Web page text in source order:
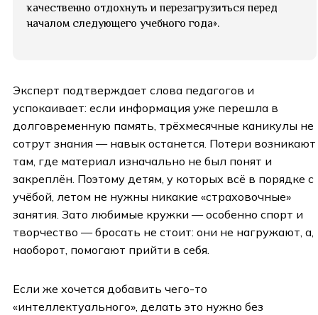
качественно отдохнуть и перезагрузиться перед
началом следующего учебного года».
Эксперт подтверждает слова педагогов и
успокаивает: если информация уже перешла в
долговременную память, трёхмесячные каникулы не
сотрут знания — навык останется. Потери возникают
там, где материал изначально не был понят и
закреплён. Поэтому детям, у которых всё в порядке с
учёбой, летом не нужны никакие «страховочные»
занятия. Зато любимые кружки — особенно спорт и
творчество — бросать не стоит: они не нагружают, а,
наоборот, помогают прийти в себя.
Если же хочется добавить чего-то
«интеллектуального», делать это нужно без